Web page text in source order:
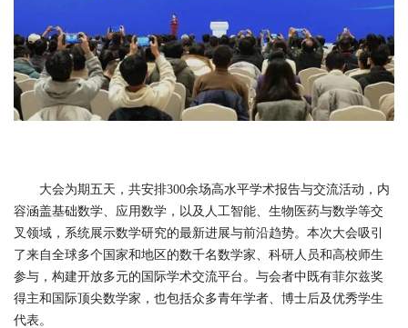
大会为期五天，共安排300余场高水平学术报告与交流活动，内
容涵盖基础数学、应用数学，以及人工智能、生物医药与数学等交
叉领域，系统展示数学研究的最新进展与前沿趋势。本次大会吸引
了来自全球多个国家和地区的数千名数学家、科研人员和高校师生
参与，构建开放多元的国际学术交流平台。与会者中既有菲尔兹奖
得主和国际顶尖数学家，也包括众多青年学者、博士后及优秀学生
代表。